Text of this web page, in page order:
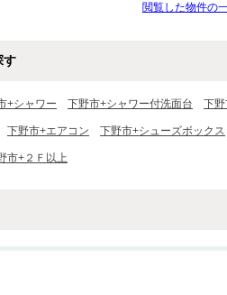
閲覧した物件の
す
+シャワー 下野市+シャワー付洗面台 下
下野市+エアコン 下野市+シューズボックス
市+２Ｆ以上